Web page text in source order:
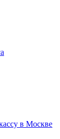
в Москве